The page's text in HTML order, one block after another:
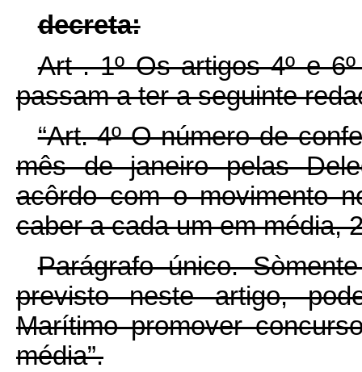
decreta:
Art . 1º Os artigos 4º e
passam a ter a seguinte
“Art. 4º O número de
mês de janeiro pelas
acôrdo com o movimento
caber a cada um em média,
Parágrafo único.
previsto neste artigo,
Marítimo promover
média”.